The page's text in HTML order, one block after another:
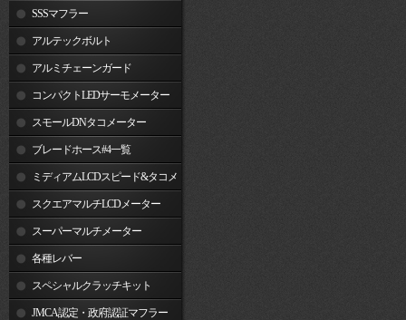
SSSマフラー
アルテックボルト
アルミチェーンガード
コンパクトLEDサーモメーター
スモールDNタコメーター
ブレードホース#4一覧
ミディアムLCDスピード&タコメ
ータースクエアマルチLCDメーター
スーパーマルチメーター
各種レバー
スペシャルクラッチキット
JMCA認定・政府認証マフラー